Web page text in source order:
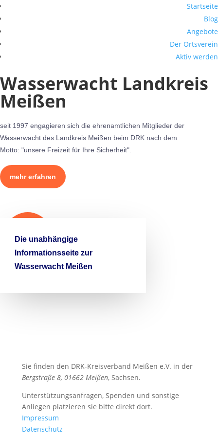
Startseite
Blog
Angebote
Der Ortsverein
Aktiv werden
Wasserwacht Landkreis
Meißen
seit 1997 engagieren sich die ehrenamtlichen Mitglieder der
Wasserwacht des Landkreis Meißen beim DRK nach dem
Motto: "unsere Freizeit für Ihre Sicherheit".
mehr erfahren

Die unabhängige
Informationsseite zur
Wasserwacht Meißen
Sie finden den DRK-Kreisverband Meißen e.V. in der
Bergstraße 8, 01662 Meißen, Sachsen.
Unterstützungsanfragen, Spenden und sonstige
Anliegen platzieren sie bitte direkt dort.
Impressum
Datenschutz